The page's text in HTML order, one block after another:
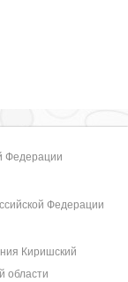
Федерации
Федерации
Киришский
области